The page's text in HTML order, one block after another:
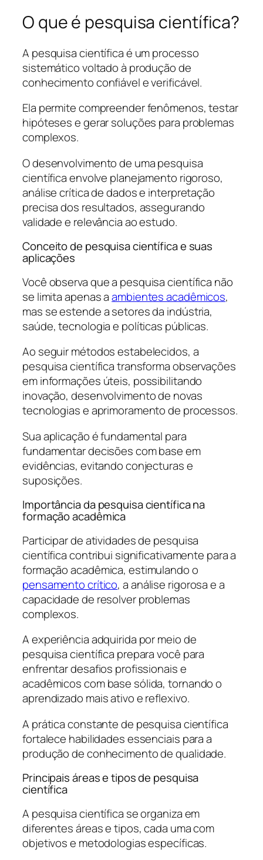
O que é pesquisa científica?
A pesquisa científica é um processo
sistemático voltado à produção de
conhecimento confiável e verificável.
Ela permite compreender fenômenos, testar
hipóteses e gerar soluções para problemas
complexos.
O desenvolvimento de uma pesquisa
científica envolve planejamento rigoroso,
análise crítica de dados e interpretação
precisa dos resultados, assegurando
validade e relevância ao estudo.
Conceito de pesquisa científica e suas
aplicações
Você observa que a pesquisa científica não
se limita apenas aambientes acadêmicos,
mas se estende a setores da indústria,
saúde, tecnologia e políticas públicas.
Ao seguir métodos estabelecidos, a
pesquisa científica transforma observações
em informações úteis, possibilitando
inovação, desenvolvimento de novas
tecnologias e aprimoramento de processos.
Sua aplicação é fundamental para
fundamentar decisões com base em
evidências, evitando conjecturas e
suposições.
Importância da pesquisa científica na
formação acadêmica
Participar de atividades de pesquisa
científica contribui significativamente para a
formação acadêmica, estimulando o
pensamento crítico, a análise rigorosa e a
capacidade de resolver problemas
complexos.
A experiência adquirida por meio de
pesquisa científica prepara você para
enfrentar desafios profissionais e
acadêmicos com base sólida, tornando o
aprendizado mais ativo e reflexivo.
A prática constante de pesquisa científica
fortalece habilidades essenciais para a
produção de conhecimento de qualidade.
Principais áreas e tipos de pesquisa
científica
A pesquisa científica se organiza em
diferentes áreas e tipos, cada uma com
objetivos e metodologias específicas.